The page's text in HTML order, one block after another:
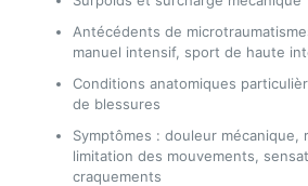
Antécédents de
manuel intensif, sport de haute
Conditions anatomiques
de blessures
Symptômes : douleur mécanique,
limitation des mouvements,
craquements